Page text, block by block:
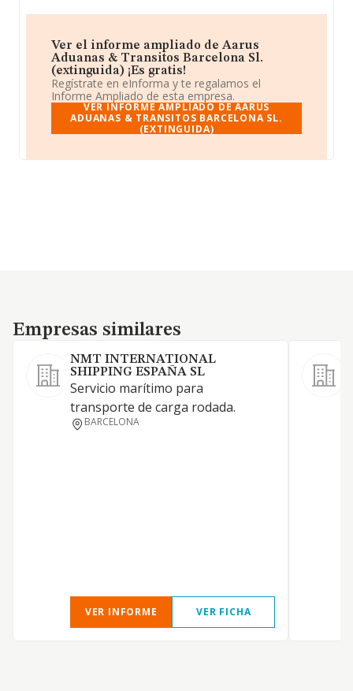
Ver el informe ampliado de Aarus
Aduanas & Transitos Barcelona Sl.
(extinguida) ¡Es gratis!
Regístrate en eInforma y te regalamos el
Informe Ampliado de esta empresa.
VER INFORME AMPLIADO DE AARUS
ADUANAS & TRANSITOS BARCELONA SL.
(EXTINGUIDA)
Empresas similares
Empresas similares
NMT INTERNATIONAL
SHIPPING ESPAÑA SL
Servicio marítimo para
transporte de carga rodada.
BARCELONA
VER INFORME VER FICHA